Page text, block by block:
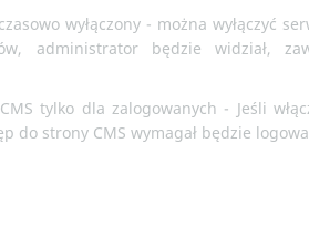
wyłączony - można wyłączyć
administrator będzie widział,
tylko dla zalogowanych - Jeśli
do strony CMS wymagał będzie